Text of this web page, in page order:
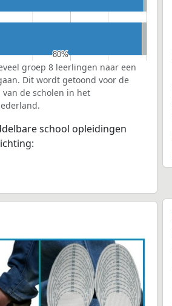
80%
80%
groep 8 leerlingen naar een
Dit wordt getoond voor de
de scholen in het
school opleidingen